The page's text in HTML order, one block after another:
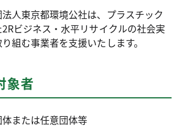
人東京都環境公社は、プラスチック
ビジネス・水平リサイクルの社会実
組む事業者を支援いたします。
象者
または任意団体等